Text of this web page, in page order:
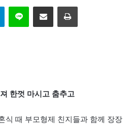
Telegram 이메일
한껏 마시고 춤추고
식 때 부모형제 친지들과 함께 장장